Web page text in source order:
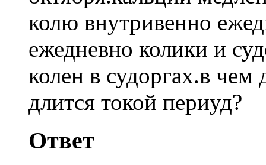
колю внутривенно
ежедневно колики и
колен в судоргах.в чем
длится токой периуд?
Ответ